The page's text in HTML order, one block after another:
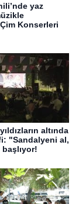
yaz
Konserleri
altında
"Sandalyeni al,